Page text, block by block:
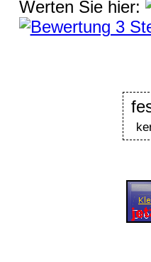
Werten Sie hier: